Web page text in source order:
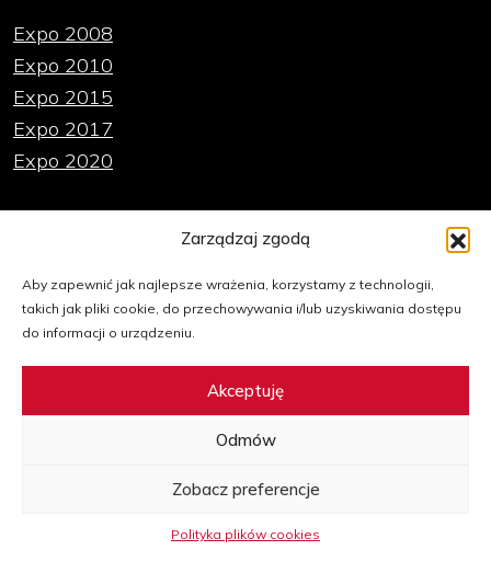
Zarządzaj zgodą
Aby zapewnić jak najlepsze wrażenia, korzystamy z technologii,
takich jak pliki cookie, do przechowywania i/lub uzyskiwania dostępu
do informacji o urządzeniu.
Akceptuję
Odmów
Zobacz preferencje
Polityka plików cookies
Expo 2008
Expo 2010
Expo 2015
Expo 2017
Expo 2020
Polityka plików cookies
Deklaracja dostępności
Mapa strony
Strona organizatora